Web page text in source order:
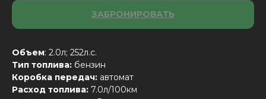
ЗАБРОНИРОВАТЬ
Объем: 2.0л; 252л.с.
Тип топлива: бензин
Коробка передач: автомат
Расход топлива: 7.0л/100км